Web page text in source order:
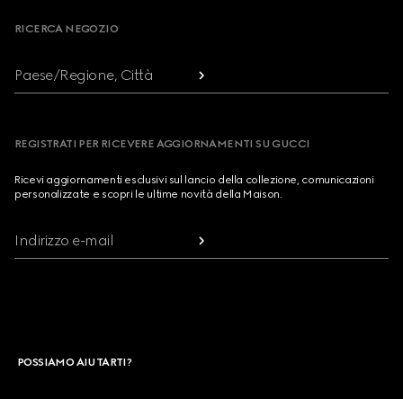
RICERCA NEGOZIO
Paese/Regione, Città
REGISTRATI PER RICEVERE AGGIORNAMENTI SU GUCCI
Ricevi aggiornamenti esclusivi sul lancio della collezione, comunicazioni
personalizzate e scopri le ultime novità della Maison.
Indirizzo e-mail
POSSIAMO AIUTARTI?